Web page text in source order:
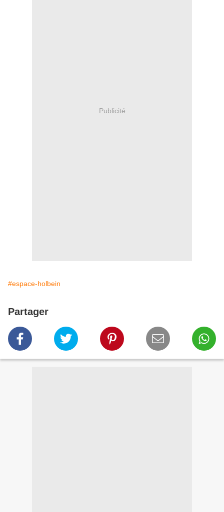
Publicité
#espace-holbein
Partager